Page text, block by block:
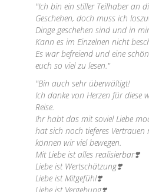
"Ich bin ein stiller Teilhaber an
Geschehen, doch muss ich
Dinge geschehen sind und in
Kann es im Einzelnen nicht
Es war befreiend und eine
euch so viel zu lesen."
"Bin auch sehr überwältigt!
Ich danke von Herzen für diese
Reise.
Ihr habt das mit soviel Liebe
hat sich noch tieferes Vertrauen
können wir viel bewegen.
Mit Liebe ist alles realisierbar❣️
Liebe ist Wertschätzung❣️
Liebe ist Mitgefühl❣️